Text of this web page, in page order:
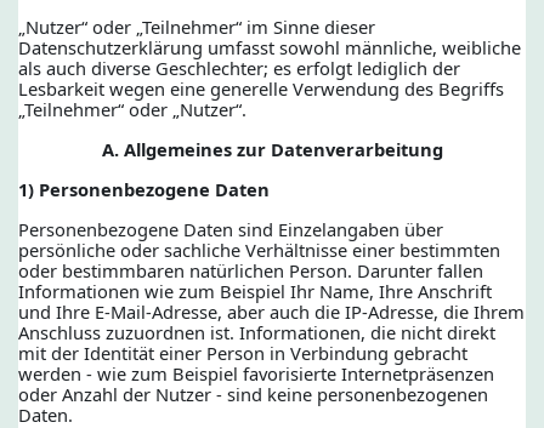
„Nutzer“ oder „Teilnehmer“ im Sinne dieser
Datenschutzerklärung umfasst sowohl männliche, weibliche
als auch diverse Geschlechter; es erfolgt lediglich der
Lesbarkeit wegen eine generelle Verwendung des Begriffs
„Teilnehmer“ oder „Nutzer“.
A. Allgemeines zur Datenverarbeitung
1) Personenbezogene Daten
Personenbezogene Daten sind Einzelangaben über
persönliche oder sachliche Verhältnisse einer bestimmten
oder bestimmbaren natürlichen Person. Darunter fallen
Informationen wie zum Beispiel Ihr Name, Ihre Anschrift
und Ihre E-Mail-Adresse, aber auch die IP-Adresse, die Ihrem
Anschluss zuzuordnen ist. Informationen, die nicht direkt
mit der Identität einer Person in Verbindung gebracht
werden - wie zum Beispiel favorisierte Internetpräsenzen
oder Anzahl der Nutzer - sind keine personenbezogenen
Daten.